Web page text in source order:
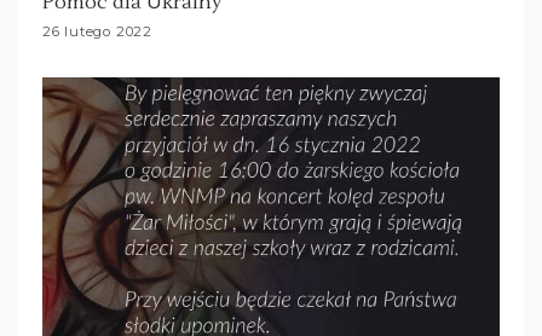
26 lutego 2022